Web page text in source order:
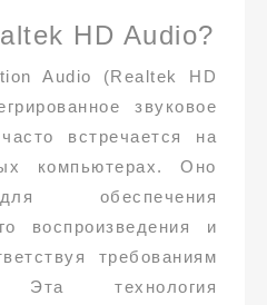
HD Audio?
Audio (Realtek HD
звуковое
встречается на
компьютерах. Оно
обеспечения
воспроизведения и
требованиям
технология